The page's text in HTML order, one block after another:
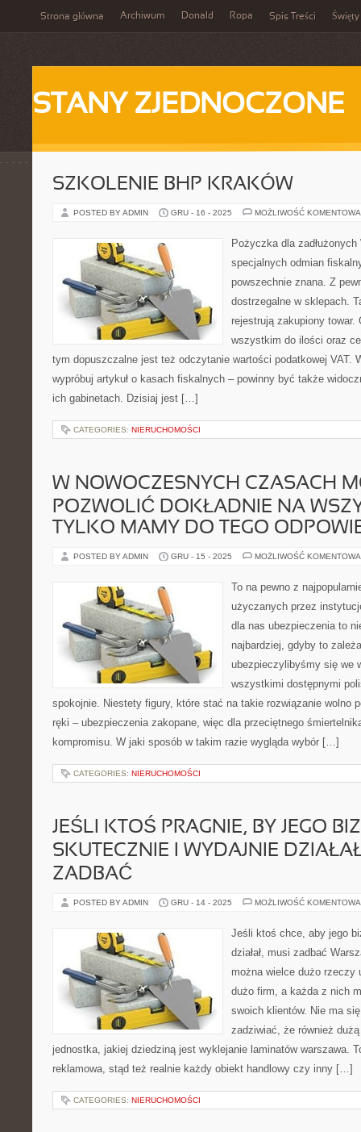
Strona główna Archiwum Donald Ropa Spis Treści Święty
STANY ZJEDNOCZONE
SZKOLENIE BHP KRAKÓW
POSTED BY ADMIN GRU - 16 - 2025 MOŻLIWOŚĆ
Pożyczka dla
specjalnych odmian
powszechnie znana. Z
dostrzegalne w sklepach.
rejestrują zakupiony towar.
wszystkim do ilości oraz
tym dopuszczalne jest też odczytanie wartości podatkowej VAT.
wypróbuj artykuł o kasach fiskalnych – powinny być także
ich gabinetach. Dzisiaj jest […]
CATEGORIES: NIERUCHOMOŚCI
W NOWOCZESNYCH CZASACH
POZWOLIĆ DOKŁADNIE NA
TYLKO MAMY DO TEGO
POSTED BY ADMIN GRU - 15 - 2025 MOŻLIWOŚĆ
To na pewno z
użyczanych przez
dla nas ubezpieczenia to
najbardziej, gdyby to
ubezpieczylibyśmy się we
wszystkimi dostępnymi
spokojnie. Niestety figury, które stać na takie rozwiązanie wolno
ręki – ubezpieczenia zakopane, więc dla przeciętnego
kompromisu. W jaki sposób w takim razie wygląda wybór […]
CATEGORIES: NIERUCHOMOŚCI
JEŚLI KTOŚ PRAGNIE, BY JEGO
SKUTECZNIE I WYDAJNIE
ZADBAĆ
POSTED BY ADMIN GRU - 14 - 2025 MOŻLIWOŚĆ
Jeśli ktoś chce, aby jego
działał, musi zadbać
można wielce dużo rzeczy
dużo firm, a każda z nich
swoich klientów. Nie ma
zadziwiać, że również
jednostka, jakiej dziedziną jest wyklejanie laminatów warszawa.
reklamowa, stąd też realnie każdy obiekt handlowy czy inny […]
CATEGORIES: NIERUCHOMOŚCI